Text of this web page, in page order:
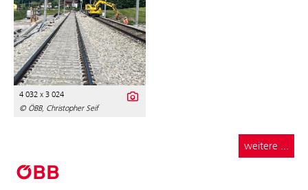
4 032 x 3 024
© ÖBB, Christopher Seif
weitere ...